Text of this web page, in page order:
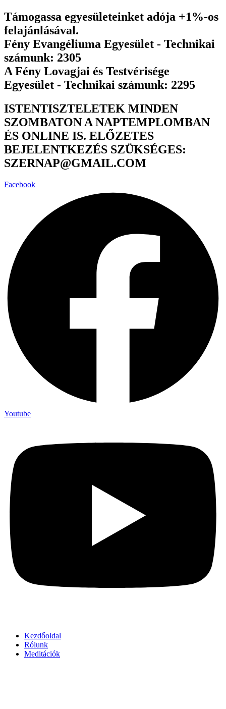
Ugrás
a
tartalomhoz
Támogassa egyesületeinket adója +1%-os
felajánlásával.
Fény Evangéliuma Egyesület - Technikai
számunk: 2305
A Fény Lovagjai és Testvérisége
Egyesület - Technikai számunk: 2295
ISTENTISZTELETEK MINDEN
SZOMBATON A NAPTEMPLOMBAN
ÉS ONLINE IS. ELŐZETES
BEJELENTKEZÉS SZÜKSÉGES:
SZERNAP@GMAIL.COM
Facebook
Youtube
Kezdőoldal
Rólunk
Meditációk